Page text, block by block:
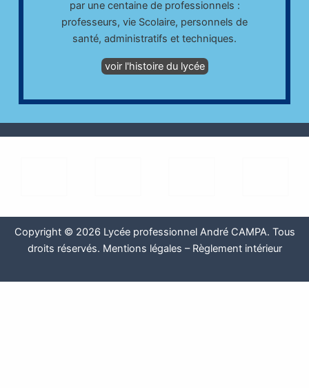
par une centaine de professionnels :
professeurs, vie Scolaire, personnels de
santé, administratifs et techniques.
voir l'histoire du lycée
Copyright © 2026 Lycée professionnel André CAMPA. Tous
droits réservés. Mentions légales – Règlement intérieur